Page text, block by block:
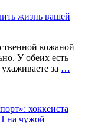
жизнь вашей
кожаной
У обеих есть
за …